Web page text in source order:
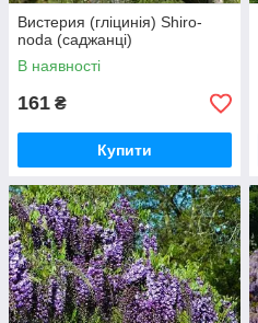
Вистерия (гліцинія) Shiro-
noda (саджанці)
В наявності
161 ₴
Купити